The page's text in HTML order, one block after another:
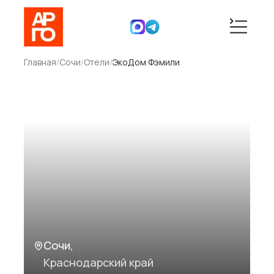
Главная/Сочи/Отели/ЭкоДом Фэмили
Сочи,
Краснодарский край